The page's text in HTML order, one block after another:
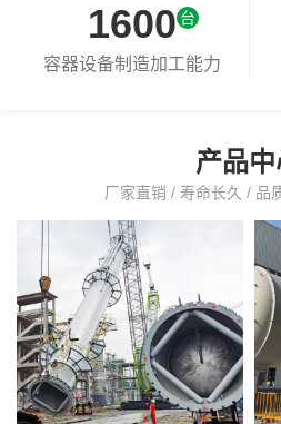
1600 台
容器设备制造加工能力
产品
厂家直销 / 寿命长久 / 品